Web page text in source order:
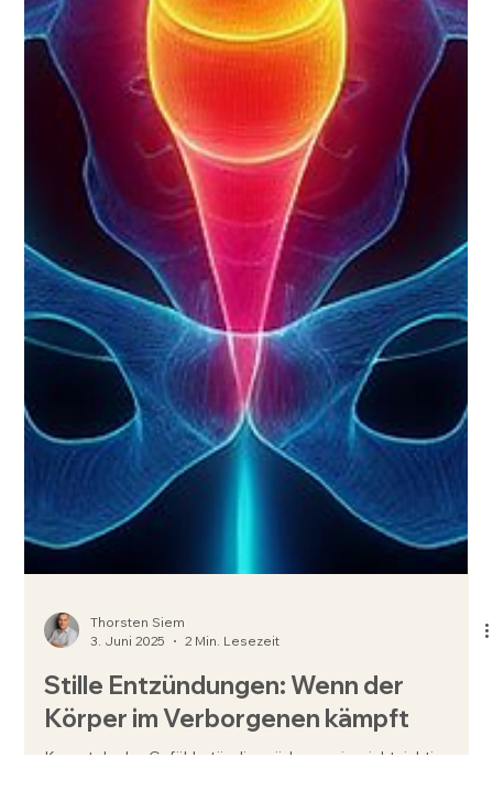
Thorsten Siem
3. Juni 2025
2 Min. Lesezeit
Stille Entzündungen: Wenn der